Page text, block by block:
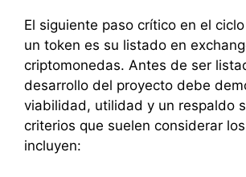
El siguiente paso crítico en el
un token es su listado en
criptomonedas. Antes de ser
desarrollo del proyecto debe
viabilidad, utilidad y un respaldo
criterios que suelen considerar
incluyen: